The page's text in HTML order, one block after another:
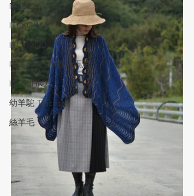
NUBE
ITO-GIMA
ITO-KINU
ITO-SENSAI蠶絲馬海
ITO-SHIO
幼羊駝 Titicaca
絲羊毛